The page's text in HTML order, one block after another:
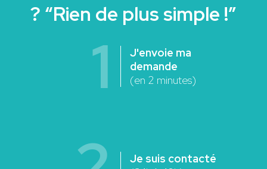
? “Rien de plus simple !”
1
J'envoie ma
demande
(en 2 minutes)
Je suis contacté